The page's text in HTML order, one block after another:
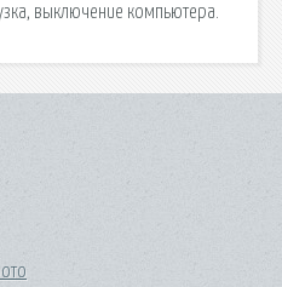
выключение компьютера.